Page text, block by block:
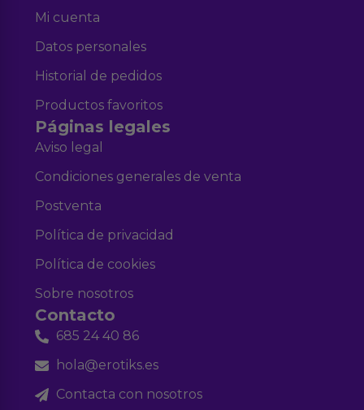
Mi cuenta
Datos personales
Historial de pedidos
Productos favoritos
Páginas legales
Aviso legal
Condiciones generales de venta
Postventa
Política de privacidad
Política de cookies
Sobre nosotros
Contacto
685 24 40 86
hola@erotiks.es
Contacta con nosotros